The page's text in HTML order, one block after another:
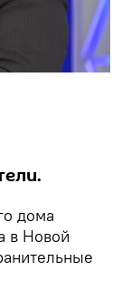
дома
в Новой